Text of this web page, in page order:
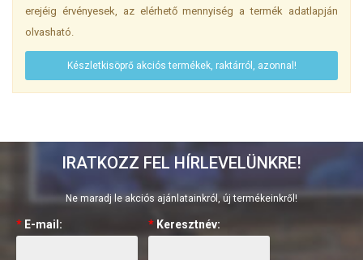
erejéig érvényesek, az elérhető mennyiség a termék adatlapján
olvasható.
Készletkisöprő akciós termékek, raktárról, azonnal!
IRATKOZZ FEL HÍRLEVELÜNKRE!
Ne maradj le akciós ajánlatainkról, új termékeinkről!
* E-mail: * Keresztnév: